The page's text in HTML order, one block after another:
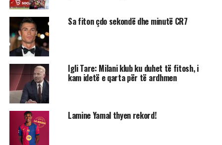
Sa fiton çdo sekondë dhe minutë CR7
Igli Tare: Milani klub ku duhet të fitosh, i
kam idetë e qarta për të ardhmen
Lamine Yamal thyen rekord!